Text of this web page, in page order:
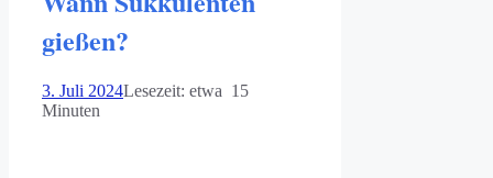
gießen?
3. Juli 2024Lesezeit: etwa 15
Minuten